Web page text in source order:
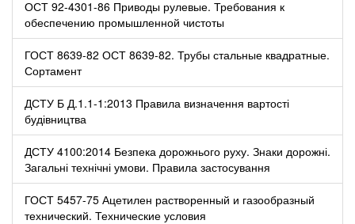
ОСТ 92-4301-86 Приводы рулевые. Требования к
обеспечению промышленной чистоты
ГОСТ 8639-82 ОСТ 8639-82. Трубы стальные квадратные.
Сортамент
ДСТУ Б Д.1.1-1:2013 Правила визначення вартості
будівництва
ДСТУ 4100:2014 Безпека дорожнього руху. Знаки дорожні.
Загальні технічні умови. Правила застосування
ГОСТ 5457-75 Ацетилен растворенный и газообразный
технический. Технические условия